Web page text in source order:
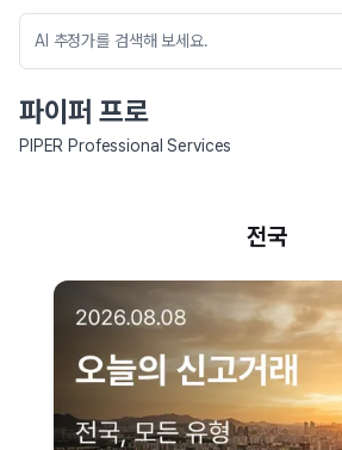
파이퍼 프로
PIPER Professional Services